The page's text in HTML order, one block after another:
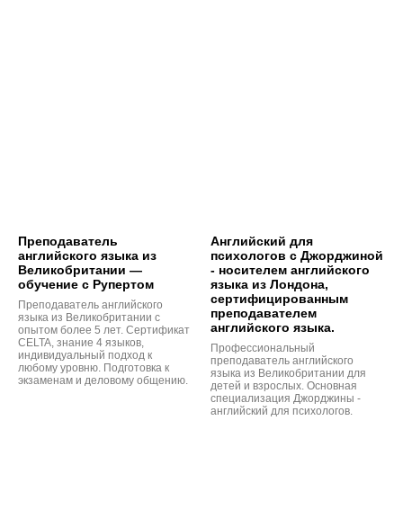
Преподаватель
английского языка из
Великобритании —
обучение с Рупертом
Преподаватель английского
языка из Великобритании с
опытом более 5 лет. Сертификат
CELTA, знание 4 языков,
индивидуальный подход к
любому уровню. Подготовка к
экзаменам и деловому общению.
Английский для
психологов с Джорджиной
- носителем английского
языка из Лондона,
сертифицированным
преподавателем
английского языка.
Профессиональный
преподаватель английского
языка из Великобритании для
детей и взрослых. Основная
специализация Джорджины -
английский для психологов.